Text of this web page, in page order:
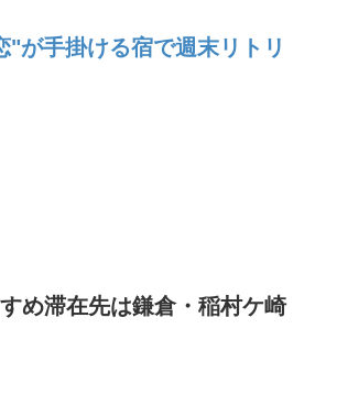
が手掛ける宿で週末リトリ
め滞在先は鎌倉・稲村ケ崎